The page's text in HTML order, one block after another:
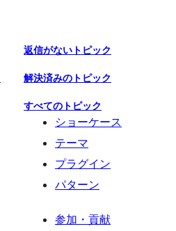
返信がないトピック
解決済みのトピック
すべてのトピック
ショーケース
テーマ
プラグイン
パターン
参加・貢献